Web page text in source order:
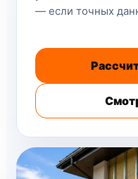
— если точных